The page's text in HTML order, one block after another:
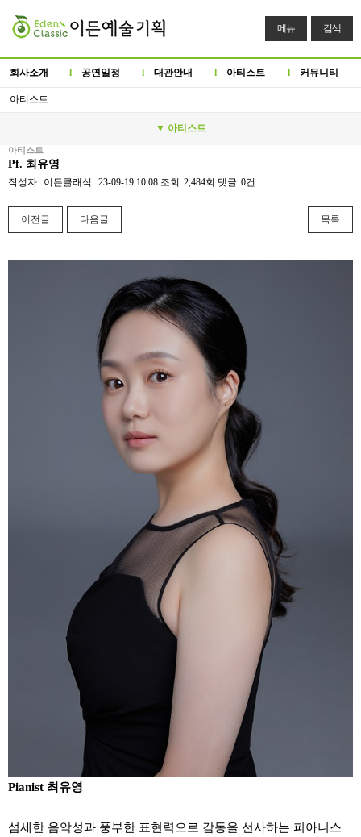
메뉴 검색
회사소개 l 공연일정 l 대관안내 l 아티스트 l 커뮤니티
아티스트
▼ 아티스트
아티스트
Pf. 최유영
작성자 이든클래식 23-09-19 10:08 조회 2,484회 댓글 0건
이전글 다음글 목록
본문
Pianist 최유영
섬세한 음악성과 풍부한 표현력으로 감동을 선사하는 피아니스